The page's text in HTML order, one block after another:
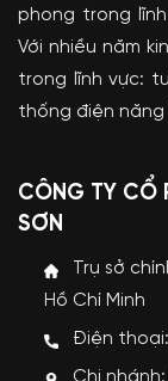
phong trong
Với nhiều năm
trong lĩnh vực:
thống điện
CÔNG TY CỔ
SƠN
Trụ sở
Hồ Chí Minh
Điện thoại: